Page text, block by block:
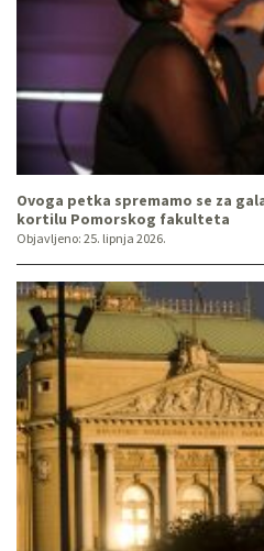
Ovoga petka spremamo se za
kortilu Pomorskog fakulteta
Objavljeno: 25. lipnja 2026.